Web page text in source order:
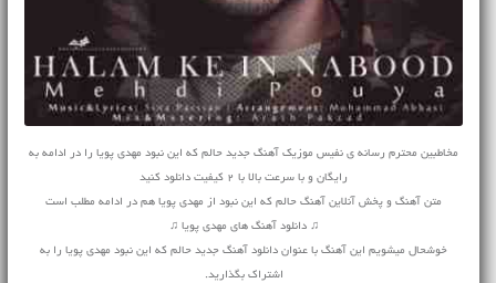
مخاطبین محترم رسانه ی نفیس موزیک آهنگ جدید حالم که این نبود مهدی پویا را در ادامه به
رایگان و با سرعت بالا با 2 کیفیت دانلود کنید
متن آهنگ و پخش آنلاین آهنگ حالم که این نبود از مهدی پویا هم در ادامه مطلب است
♫ دانلود آهنگ های مهدی پویا ♫
خوشحال میشویم این آهنگ با عنوان دانلود آهنگ جدید حالم که این نبود مهدی پویا را به
اشتراک بگذارید.